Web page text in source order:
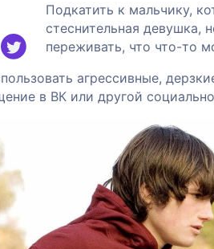
Подкатить к мальчику,
стеснительная девушка,
переживать, что что-то
агрессивные,
в ВК или другой